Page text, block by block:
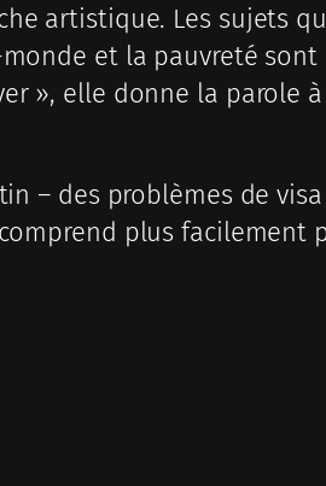
artistique. Les sujets
et la pauvreté
», elle donne la parole
– des problèmes de
plus